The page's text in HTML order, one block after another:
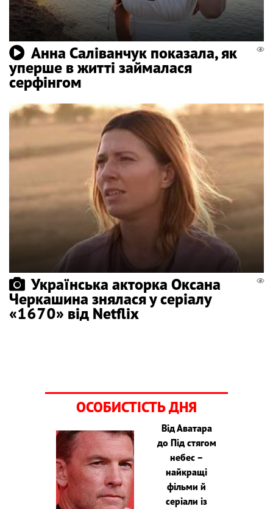
Анна Саліванчук показала, як
уперше в житті займалася
серфінгом
Українська акторка Оксана
Черкашина знялася у серіалу
«1670» від Netflix
ОСОБИСТІСТЬ ДНЯ
Від Аватара
до Під стягом
небес –
найкращі
фільми й
серіали із